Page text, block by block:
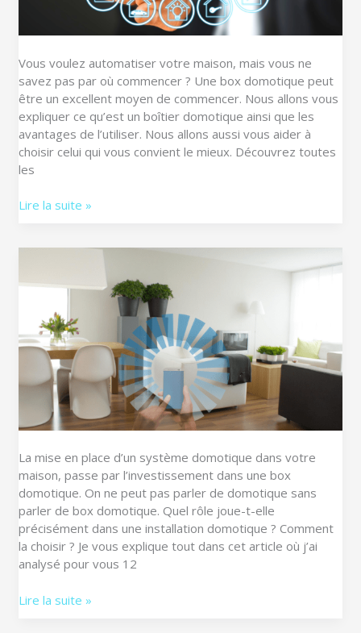
Vous voulez automatiser votre maison, mais vous ne
savez pas par où commencer ? Une box domotique peut
être un excellent moyen de commencer. Nous allons vous
expliquer ce qu’est un boîtier domotique ainsi que les
avantages de l’utiliser. Nous allons aussi vous aider à
choisir celui qui vous convient le mieux. Découvrez toutes
les
Lire la suite »
La mise en place d’un système domotique dans votre
maison, passe par l’investissement dans une box
domotique. On ne peut pas parler de domotique sans
parler de box domotique. Quel rôle joue-t-elle
précisément dans une installation domotique ? Comment
la choisir ? Je vous explique tout dans cet article où j’ai
analysé pour vous 12
domotique
économique
choisir
?
Lire la suite »